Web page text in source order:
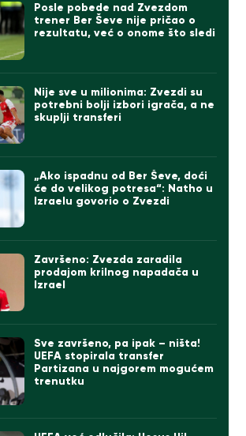
Posle pobede nad Zvezdom
trener Ber Ševe nije pričao o
rezultatu, već o onome što sledi
Nije sve u milionima: Zvezdi su
potrebni bolji izbori igrača, a ne
skuplji transferi
„Ako ispadnu od Ber Ševe, doći
će do velikog potresa“: Natho u
Izraelu govorio o Zvezdi
Završeno: Zvezda zaradila
prodajom krilnog napadača u
Izrael
Sve završeno, pa ipak – ništa!
UEFA stopirala transfer
Partizana u najgorem mogućem
trenutku